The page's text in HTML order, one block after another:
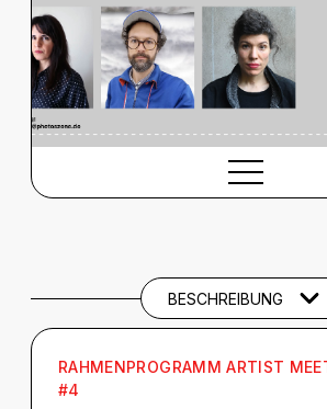
BARRIEREINFORMATIONEN
THEMEN UND SCHLAGWÖRTER
BESCHREIBUNG
RAHMENPROGRAMM ARTIST
#4